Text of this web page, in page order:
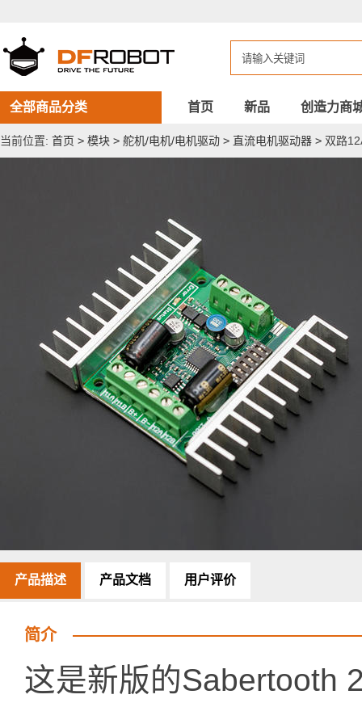
12A
直
流
电
机
驱
动
全部商品分类 首页 新品 创造力商
当前位置: 首页 > 模块 > 舵机/电机/电机驱动 > 直流电机驱动器 > 双路
产品描述 产品文档 用户评价
简介
这是新版的Sabertooth